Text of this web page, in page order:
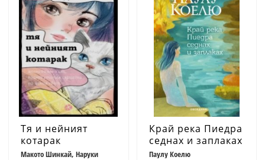
Тя и нейният
котарак
Макото Шинкай, Наруки
Край река Пиедра
седнах и заплаках
(ново издание)
Паулу Коелю